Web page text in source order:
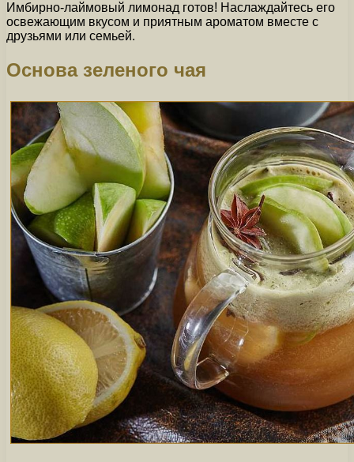
Имбирно-лаймовый лимонад готов! Наслаждайтесь его
освежающим вкусом и приятным ароматом вместе с
друзьями или семьей.
Основа зеленого чая